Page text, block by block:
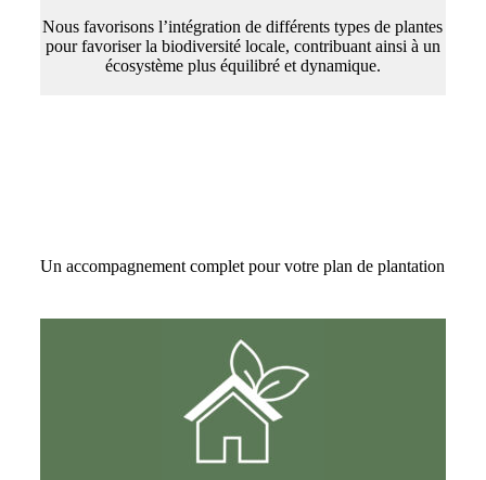
Nous favorisons l’intégration de différents types de plantes
pour favoriser la biodiversité locale, contribuant ainsi à un
écosystème plus équilibré et dynamique.
Un accompagnement complet pour votre plan de plantation